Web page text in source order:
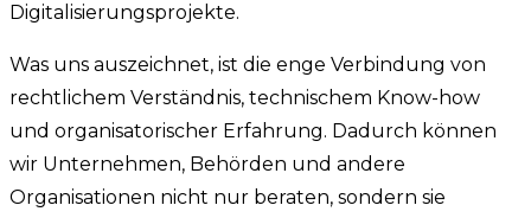
Digitalisierungsprojekte.
Was uns auszeichnet, ist die enge Verbindung von
rechtlichem Verständnis, technischem Know-how
und organisatorischer Erfahrung. Dadurch können
wir Unternehmen, Behörden und andere
Organisationen nicht nur beraten, sondern sie